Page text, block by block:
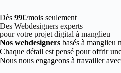
Dès 99€/mois seulement
Des Webdesigners experts
pour votre projet digital à manglieu
Nos webdesigners basés à manglieu
Chaque détail est pensé pour offrir
Nous nous engageons à travailler